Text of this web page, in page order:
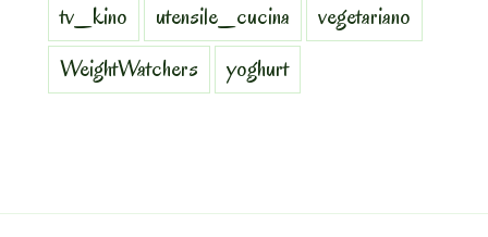
tv_kino
utensile_cucina
vegetariano
WeightWatchers
yoghurt